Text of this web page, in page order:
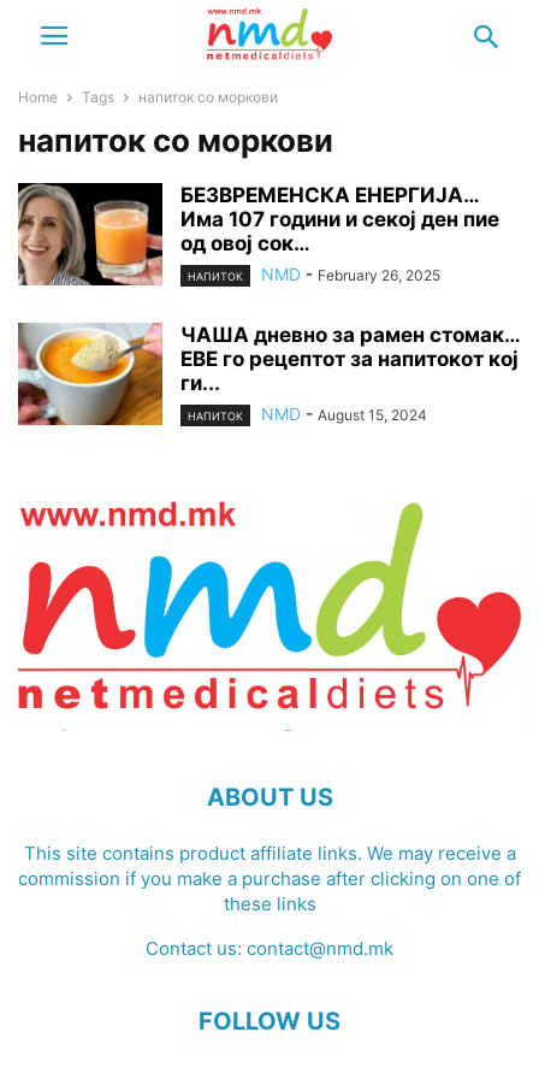
Home Tags напиток со моркови
напиток со моркови
БЕЗВРЕМЕНСКА ЕНЕРГИЈА…
Има 107 години и секој ден пие
од овој сок…
НАПИТОК NMD - February 26, 2025
ЧАША дневно за рамен стомак…
ЕВЕ го рецептот за напитокот кој
ги...
НАПИТОК NMD - August 15, 2024
ABOUT US
This site contains product affiliate links. We may receive a
commission if you make a purchase after clicking on one of
these links
Contact us: contact@nmd.mk
FOLLOW US